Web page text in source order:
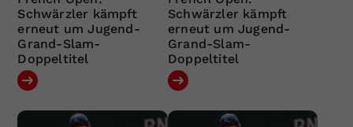
Schwärzler kämpft
erneut um Jugend-
Grand-Slam-
Doppeltitel
Schwärzler kämpft
erneut um Jugend-
Grand-Slam-
Doppeltitel